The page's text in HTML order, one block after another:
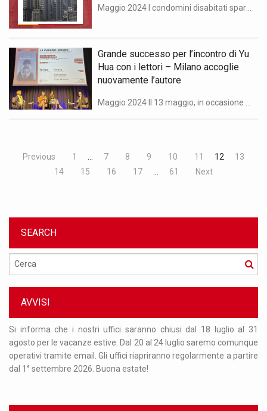
Maggio 2024 I condomini disabitati sparsi per tutta la Cina sono un monito degli effetti di decenni di sregolata corsa al mattone. Ma il nuovo ambizioso piano del governo punta a convertire unità residenziali abbandonate in alloggi pubblici. “Dialoghi: Confucio e China Files” è una rubrica in collaborazione tra China Files e l’Istituto Confucio dell’Università […]
Grande successo per l’incontro di Yu
Hua con i lettori – Milano accoglie
nuovamente l’autore
Previous 1 … 7 8 9 10 11 12
13
14
15 16 17 … 61 Next
SEARCH
Cerca
AVVISI
Si informa che i nostri uffici saranno chiusi dal 18 luglio al 31
agosto per le vacanze estive. Dal 20 al 24 luglio saremo comunque
operativi tramite email. Gli uffici riapriranno regolarmente a partire
dal 1° settembre 2026. Buona estate!